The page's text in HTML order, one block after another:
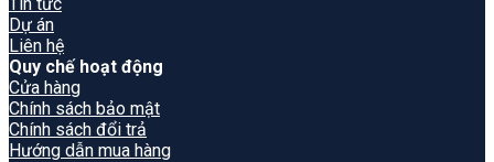
Dự án
Liên hệ
Quy chế hoạt động
Cửa hàng
Chính sách bảo mật
Chính sách đổi trả
Hướng dẫn mua hàng